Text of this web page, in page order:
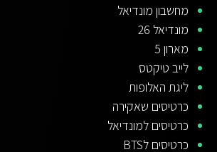
מחשבון מונדיאל
מונדיאל 26
מארון 5
לייב טיקטס
ליגת האלופות
כרטיסים שאקירה
כרטיסים למונדיאל
כרטיסים לBTS